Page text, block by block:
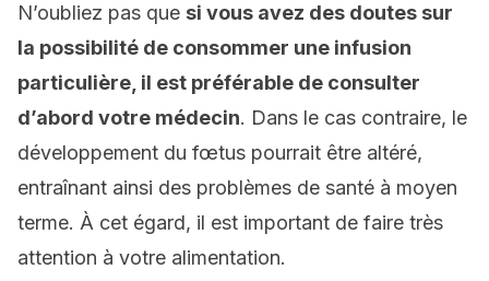
N’oubliez pas que si vous avez des doutes sur
la possibilité de consommer une infusion
particulière, il est préférable de consulter
d’abord votre médecin. Dans le cas contraire, le
développement du fœtus pourrait être altéré,
entraînant ainsi des problèmes de santé à moyen
terme. À cet égard, il est important de faire très
attention à votre alimentation.